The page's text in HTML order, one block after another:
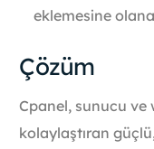
eklemesine
Çözüm
Cpanel, sunucu ve
kolaylaştıran